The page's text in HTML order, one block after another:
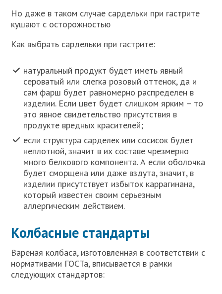
Но даже в таком случае сардельки при гастрите
кушают с осторожностью
Как выбрать сардельки при гастрите:
натуральный продукт будет иметь явный
сероватый или слегка розовый оттенок, да и
сам фарш будет равномерно распределен в
изделии. Если цвет будет слишком ярким – то
это явное свидетельство присутствия в
продукте вредных красителей;
если структура сарделек или сосисок будет
неплотной, значит в их составе чрезмерно
много белкового компонента. А если оболочка
будет сморщена или даже вздута, значит, в
изделии присутствует избыток каррагинана,
который известен своим серьезным
аллергическим действием.
Колбасные стандарты
Вареная колбаса, изготовленная в соответствии с
нормативами ГОСТа, вписывается в рамки
следующих стандартов: